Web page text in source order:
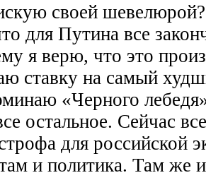
своей
для Путина все
я верю, что это
ставку на самый
«Черного
остальное. Сейчас
для российской
и политика. Там же